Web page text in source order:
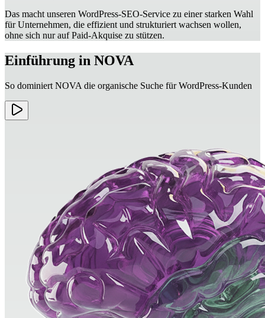
Das macht unseren WordPress‑SEO‑Service zu einer starken Wahl
für Unternehmen, die effizient und strukturiert wachsen wollen,
ohne sich nur auf Paid‑Akquise zu stützen.
Einführung in NOVA
So dominiert NOVA die organische Suche für WordPress-Kunden